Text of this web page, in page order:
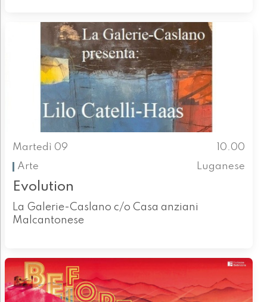
Martedì 09
10.00
Arte
Luganese
Evolution
La Galerie-Caslano c/o Casa anziani
Malcantonese